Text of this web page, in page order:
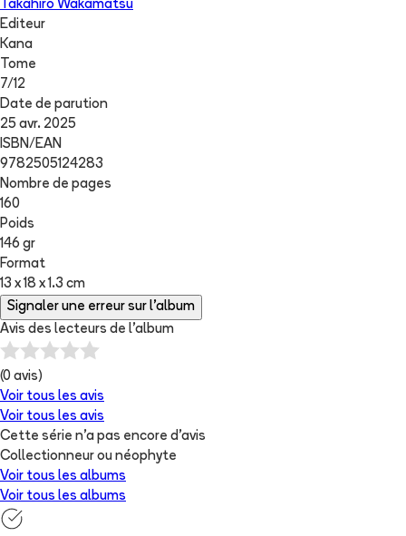
Takahiro Wakamatsu
Editeur
Kana
Tome
7/12
Date de parution
25 avr. 2025
ISBN/EAN
9782505124283
Nombre de pages
160
Poids
146 gr
Format
13 x 18 x 1.3 cm
Signaler une erreur sur l'album
Avis des lecteurs de l'album
(0 avis)
Voir tous les avis
Voir tous les avis
Cette série n'a pas encore d'avis
Collectionneur ou néophyte
Voir tous les albums
Voir tous les albums